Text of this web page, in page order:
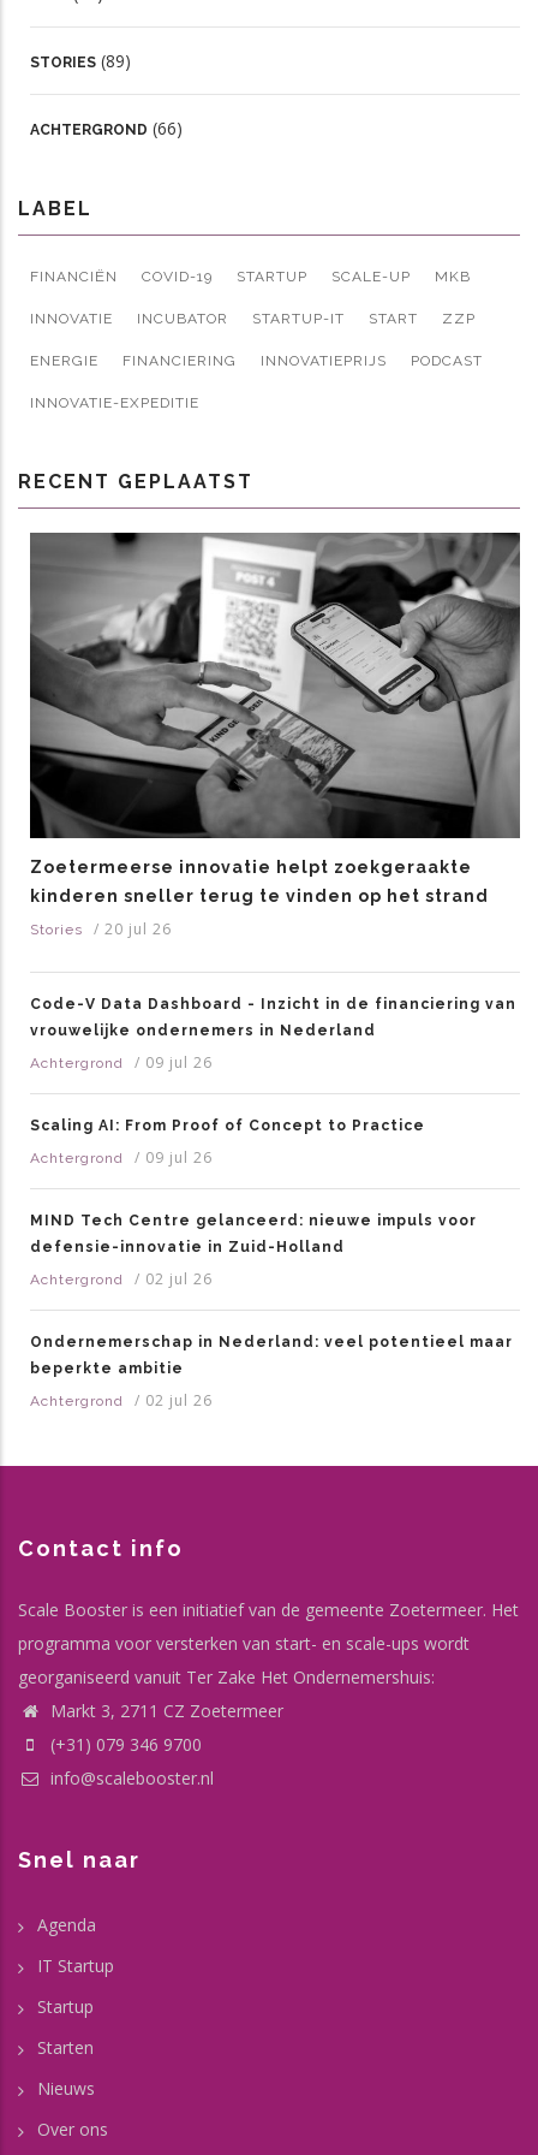
STORIES (89)
ACHTERGROND (66)
LABEL
FINANCIËN COVID-19 STARTUP SCALE-UP MKB
INNOVATIE INCUBATOR STARTUP-IT START ZZP
ENERGIE FINANCIERING INNOVATIEPRIJS PODCAST
INNOVATIE-EXPEDITIE
RECENT GEPLAATST
Zoetermeerse innovatie helpt zoekgeraakte
kinderen sneller terug te vinden op het strand
Stories / 20 jul 26
Code-V Data Dashboard - Inzicht in de financiering van
vrouwelijke ondernemers in Nederland
Achtergrond
/ 09 jul 26
Scaling AI: From Proof of Concept to Practice
Achtergrond
/ 09 jul 26
MIND Tech Centre gelanceerd: nieuwe impuls voor
defensie-innovatie in Zuid-Holland
Achtergrond
/ 02 jul 26
Ondernemerschap in Nederland: veel potentieel maar
beperkte ambitie
Achtergrond
/ 02 jul 26
Contact info
Scale Booster is een initiatief van de gemeente Zoetermeer. Het
programma voor versterken van start- en scale-ups wordt
georganiseerd vanuit Ter Zake Het Ondernemershuis:
Markt 3, 2711 CZ Zoetermeer
(+31) 079 346 9700
info@scalebooster.nl
Snel naar
Agenda
IT Startup
Startup
Starten
Nieuws
Over ons